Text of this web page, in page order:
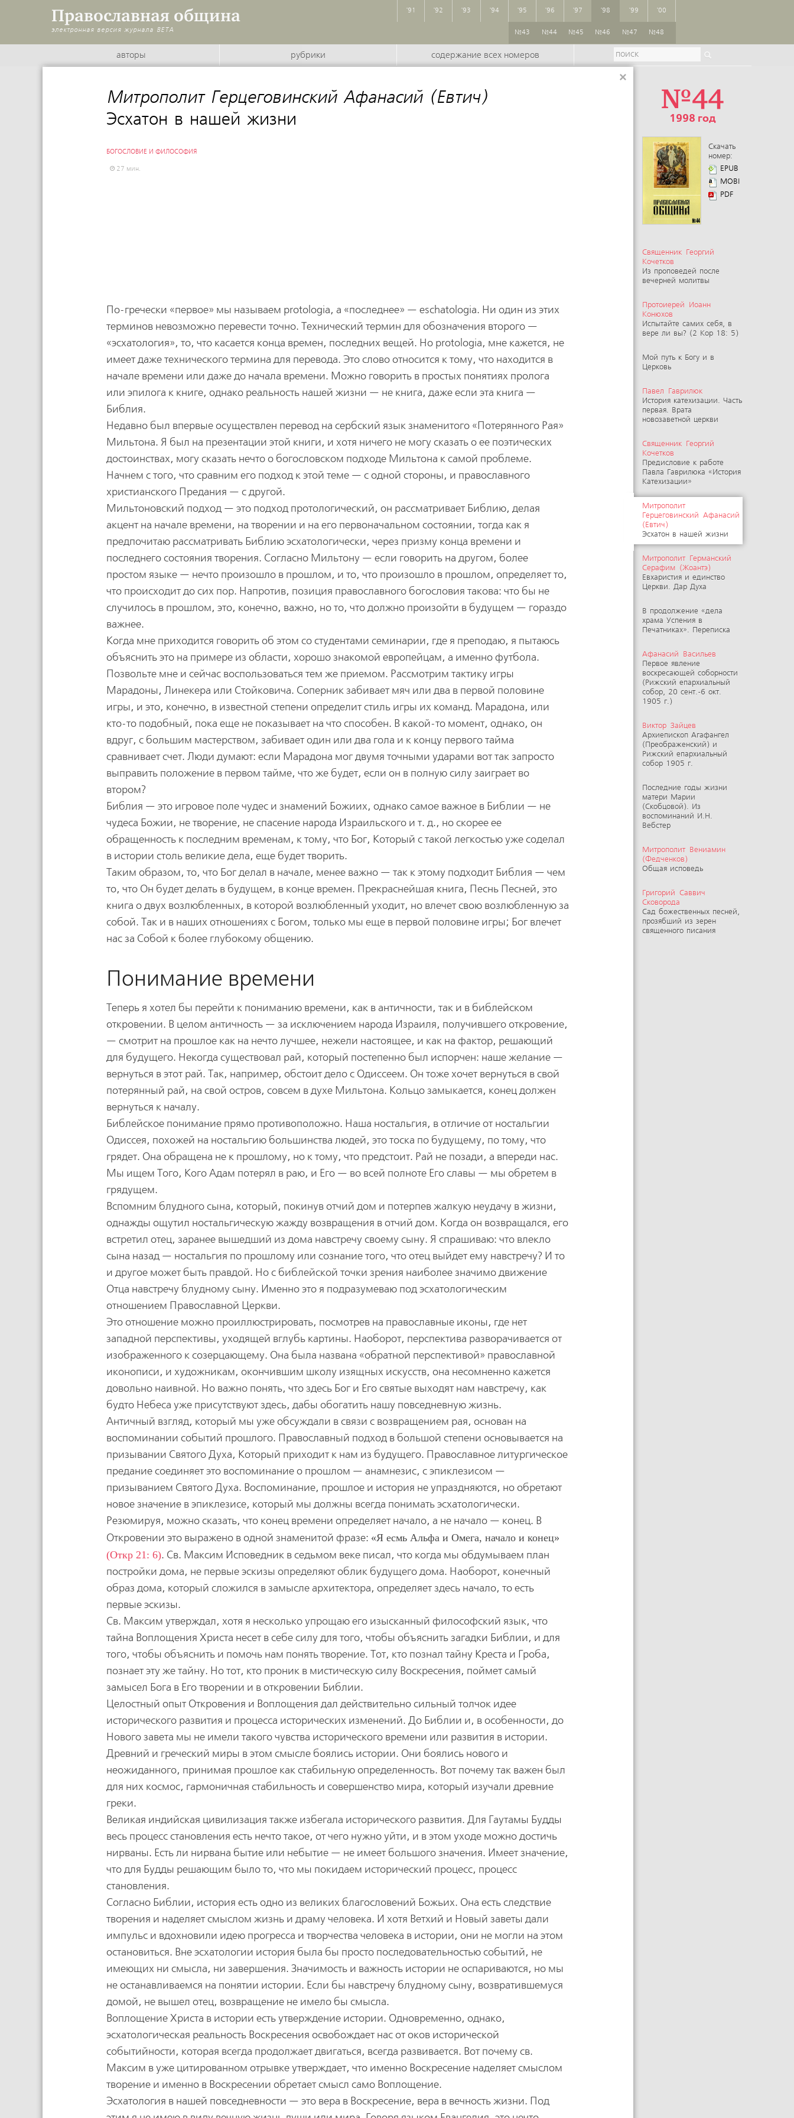
Православная община
электронная версия журнала BETA
'91 '92 '93 '94 '95 '96 '97 '98
№43 №44 №45 №46 №47 №48
'99 '00
авторы рубрики содержание всех номеров
№44
1998 год
Скачать
номер:
EPUB
MOBI
PDF
Священник Георгий
Кочетков
Из проповедей после
вечерней молитвы
Протоиерей Иоанн
Конюхов
Испытайте самих себя, в
вере ли вы? (2 Кор 18: 5)
Мой путь к Богу и в
Церковь
Павел Гаврилюк
История катехизации. Часть
первая. Врата
новозаветной церкви
Священник Георгий
Кочетков
Предисловие к работе
Павла Гаврилюка «История
Катехизации»
Митрополит
Герцеговинский Афанасий
(Евтич)
Эсхатон в нашей жизни
Митрополит Германский
Серафим (Жоантэ)
Евхаристия и единство
Церкви. Дар Духа
В продолжение «дела
храма Успения в
Печатниках». Переписка
Афанасий Васильев
Первое явление
воскресающей соборности
(Рижский епархиальный
собор, 20 сент.-6 окт.
1905 г.)
Виктор Зайцев
Архиепископ Агафангел
(Преображенский) и
Рижский епархиальный
собор 1905 г.
Последние годы жизни
матери Марии
(Скобцовой). Из
воспоминаний И.Н.
Вебстер
Митрополит Вениамин
(Федченков)
Общая исповедь
Григорий Саввич
Сковорода
Сад божественных песней,
прозябший из зерен
священного писания
Митрополит Герцеговинский Афанасий (Евтич)
Эсхатон в нашей жизни
БОГОСЛОВИЕ И ФИЛОСОФИЯ
27 мин.
По-гречески «первое» мы называем protologia, а «последнее» — eschatologia. Ни один из этих
терминов невозможно перевести точно. Технический термин для обозначения второго —
«эсхатология», то, что касается конца времен, последних вещей. Но protologia, мне кажется, не
имеет даже технического термина для перевода. Это слово относится к тому, что находится в
начале времени или даже до начала времени. Можно говорить в простых понятиях пролога
или эпилога к книге, однако реальность нашей жизни — не книга, даже если эта книга —
Библия.
Недавно был впервые осуществлен перевод на сербский язык знаменитого «Потерянного Рая»
Мильтона. Я был на презентации этой книги, и хотя ничего не могу сказать о ее поэтических
достоинствах, могу сказать нечто о богословском подходе Мильтона к самой проблеме.
Начнем с того, что сравним его подход к этой теме — с одной стороны, и православного
христианского Предания — с другой.
Мильтоновский подход — это подход протологический, он рассматривает Библию, делая
акцент на начале времени, на творении и на его первоначальном состоянии, тогда как я
предпочитаю рассматривать Библию эсхатологически, через призму конца времени и
последнего состояния творения. Согласно Мильтону — если говорить на другом, более
простом языке — нечто произошло в прошлом, и то, что произошло в прошлом, определяет то,
что происходит до сих пор. Напротив, позиция православного богословия такова: что бы не
случилось в прошлом, это, конечно, важно, но то, что должно произойти в будущем — гораздо
важнее.
Когда мне приходится говорить об этом со студентами семинарии, где я преподаю, я пытаюсь
объяснить это на примере из области, хорошо знакомой европейцам, а именно футбола.
Позвольте мне и сейчас воспользоваться тем же приемом. Рассмотрим тактику игры
Марадоны, Линекера или Стойковича. Соперник забивает мяч или два в первой половине
игры, и это, конечно, в известной степени определит стиль игры их команд. Марадона, или
кто-то подобный, пока еще не показывает на что способен. В какой-то момент, однако, он
вдруг, с большим мастерством, забивает один или два гола и к концу первого тайма
сравнивает счет. Люди думают: если Марадона мог двумя точными ударами вот так запросто
выправить положение в первом тайме, что же будет, если он в полную силу заиграет во
втором?
Библия — это игровое поле чудес и знамений Божиих, однако самое важное в Библии — не
чудеса Божии, не творение, не спасение народа Израильского и т. д., но скорее ее
обращенность к последним временам, к тому, что Бог, Который с такой легкостью уже соделал
в истории столь великие дела, еще будет творить.
Таким образом, то, что Бог делал в начале, менее важно — так к этому подходит Библия — чем
то, что Он будет делать в будущем, в конце времен. Прекраснейшая книга, Песнь Песней, это
книга о двух возлюбленных, в которой возлюбленный уходит, но влечет свою возлюбленную за
собой. Так и в наших отношениях с Богом, только мы еще в первой половине игры; Бог влечет
нас за Собой к более глубокому общению.
Понимание времени
Теперь я хотел бы перейти к пониманию времени, как в античности, так и в библейском
откровении. В целом античность — за исключением народа Израиля, получившего откровение,
— смотрит на прошлое как на нечто лучшее, нежели настоящее, и как на фактор, решающий
для будущего. Некогда существовал рай, который постепенно был испорчен: наше желание —
вернуться в этот рай. Так, например, обстоит дело с Одиссеем. Он тоже хочет вернуться в свой
потерянный рай, на свой остров, совсем в духе Мильтона. Кольцо замыкается, конец должен
вернуться к началу.
Библейское понимание прямо противоположно. Наша ностальгия, в отличие от ностальгии
Одиссея, похожей на ностальгию большинства людей, это тоска по будущему, по тому, что
грядет. Она обращена не к прошлому, но к тому, что предстоит. Рай не позади, а впереди нас.
Мы ищем Того, Кого Адам потерял в раю, и Его — во всей полноте Его славы — мы обретем в
грядущем.
Вспомним блудного сына, который, покинув отчий дом и потерпев жалкую неудачу в жизни,
однажды ощутил ностальгическую жажду возвращения в отчий дом. Когда он возвращался, его
встретил отец, заранее вышедший из дома навстречу своему сыну. Я спрашиваю: что влекло
сына назад — ностальгия по прошлому или сознание того, что отец выйдет ему навстречу? И то
и другое может быть правдой. Но с библейской точки зрения наиболее значимо движение
Отца навстречу блудному сыну. Именно это я подразумеваю под эсхатологическим
отношением Православной Церкви.
Это отношение можно проиллюстрировать, посмотрев на православные иконы, где нет
западной перспективы, уходящей вглубь картины. Наоборот, перспектива разворачивается от
изображенного к созерцающему. Она была названа «обратной перспективой» православной
иконописи, и художникам, окончившим школу изящных искусств, она несомненно кажется
довольно наивной. Но важно понять, что здесь Бог и Его святые выходят нам навстречу, как
будто Небеса уже присутствуют здесь, дабы обогатить нашу повседневную жизнь.
Античный взгляд, который мы уже обсуждали в связи с возвращением рая, основан на
воспоминании событий прошлого. Православный подход в большой степени основывается на
призывании Святого Духа, Который приходит к нам из будущего. Православное литургическое
предание соединяет это воспоминание о прошлом — анамнезис, с эпиклезисом —
призыванием Святого Духа. Воспоминание, прошлое и история не упраздняются, но обретают
новое значение в эпиклезисе, который мы должны всегда понимать эсхатологически.
Резюмируя, можно сказать, что конец времени определяет начало, а не начало — конец. В
Откровении это выражено в одной знаменитой фразе:
Я есмь Альфа и Омега, начало и конец
(Откр 21: 6). Св. Максим Исповедник в седьмом веке писал, что когда мы обдумываем план
постройки дома, не первые эскизы определяют облик будущего дома. Наоборот, конечный
образ дома, который сложился в замысле архитектора, определяет здесь начало, то есть
первые эскизы.
Св. Максим утверждал, хотя я несколько упрощаю его изысканный философский язык, что
тайна Воплощения Христа несет в себе силу для того, чтобы объяснить загадки Библии, и для
того, чтобы объяснить и помочь нам понять творение. Тот, кто познал тайну Креста и Гроба,
познает эту же тайну. Но тот, кто проник в мистическую силу Воскресения, поймет самый
замысел Бога в Его творении и в откровении Библии.
Целостный опыт Откровения и Воплощения дал действительно сильный толчок идее
исторического развития и процесса исторических изменений. До Библии и, в особенности, до
Нового завета мы не имели такого чувства исторического времени или развития в истории.
Древний и греческий миры в этом смысле боялись истории. Они боялись нового и
неожиданного, принимая прошлое как стабильную определенность. Вот почему так важен был
для них космос, гармоничная стабильность и совершенство мира, который изучали древние
греки.
Великая индийская цивилизация также избегала исторического развития. Для Гаутамы Будды
весь процесс становления есть нечто такое, от чего нужно уйти, и в этом уходе можно достичь
нирваны. Есть ли нирвана бытие или небытие — не имеет большого значения. Имеет значение,
что для Будды решающим было то, что мы покидаем исторический процесс, процесс
становления.
Согласно Библии, история есть одно из великих благословений Божьих. Она есть следствие
творения и наделяет смыслом жизнь и драму человека. И хотя Ветхий и Новый заветы дали
импульс и вдохновили идею прогресса и творчества человека в истории, они не могли на этом
остановиться. Вне эсхатологии история была бы просто последовательностью событий, не
имеющих ни смысла, ни завершения. Значимость и важность истории не оспариваются, но мы
не останавливаемся на понятии истории. Если бы навстречу блудному сыну, возвратившемуся
домой, не вышел отец, возвращение не имело бы смысла.
Воплощение Христа в истории есть утверждение истории. Одновременно, однако,
эсхатологическая реальность Воскресения освобождает нас от оков исторической
событийности, которая всегда продолжает двигаться, всегда развивается. Вот почему св.
Максим в уже цитированном отрывке утверждает, что именно Воскресение наделяет смыслом
творение и именно в Воскресении обретает смысл само Воплощение.
Эсхатология в нашей повседневности — это вера в Воскресение, вера в вечность жизни. Под
×